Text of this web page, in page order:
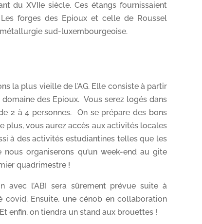
du XVIIe siècle. Ces étangs fournissaient
forges des Epioux et celle de Roussel
sud-luxembourgeoise.
la plus vieille de l’AG. Elle consiste à partir
des Epioux. Vous serez logés dans
2 à 4 personnes. On se prépare des bons
plus, vous aurez accès aux activités locales
à des activités estudiantines telles que les
organiserons qu’un week-end au gite
quadrimestre !
avec l’ABI sera sûrement prévue suite à
covid. Ensuite, une cénob en collaboration
enfin, on tiendra un stand aux brouettes !